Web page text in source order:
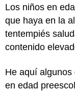
Los niños en
que haya en la
tentempiés
contenido
He aquí
en edad